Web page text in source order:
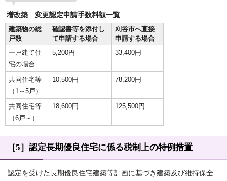
増改築 変更認定申請手数料額一覧
建築物の総
戸数
確認書等を添付し
て申請する場合
刈谷市へ直接
申請する場合
一戸建て住
宅の場合
5,200円 33,400円
共同住宅等
（1～5戸）
10,500円 78,200円
共同住宅等
（6戸～）
18,600円 125,500円
［5］認定長期優良住宅に係る税制上の特例措置
認定を受けた長期優良住宅建築等計画に基づき建築及び維持保全